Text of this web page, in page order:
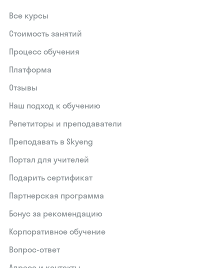
Все курсы
Стоимость занятий
Процесс обучения
Платформа
Отзывы
Наш подход к обучению
Репетиторы и преподаватели
Преподавать в Skyeng
Портал для учителей
Подарить сертификат
Партнерская программа
Бонус за рекомендацию
Корпоративное обучение
Вопрос-ответ